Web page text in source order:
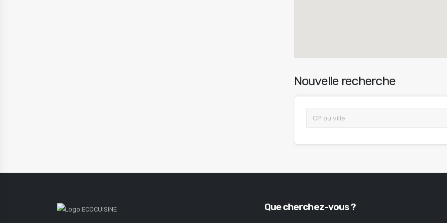
Nouvelle recherche
Que cherchez-vous ?